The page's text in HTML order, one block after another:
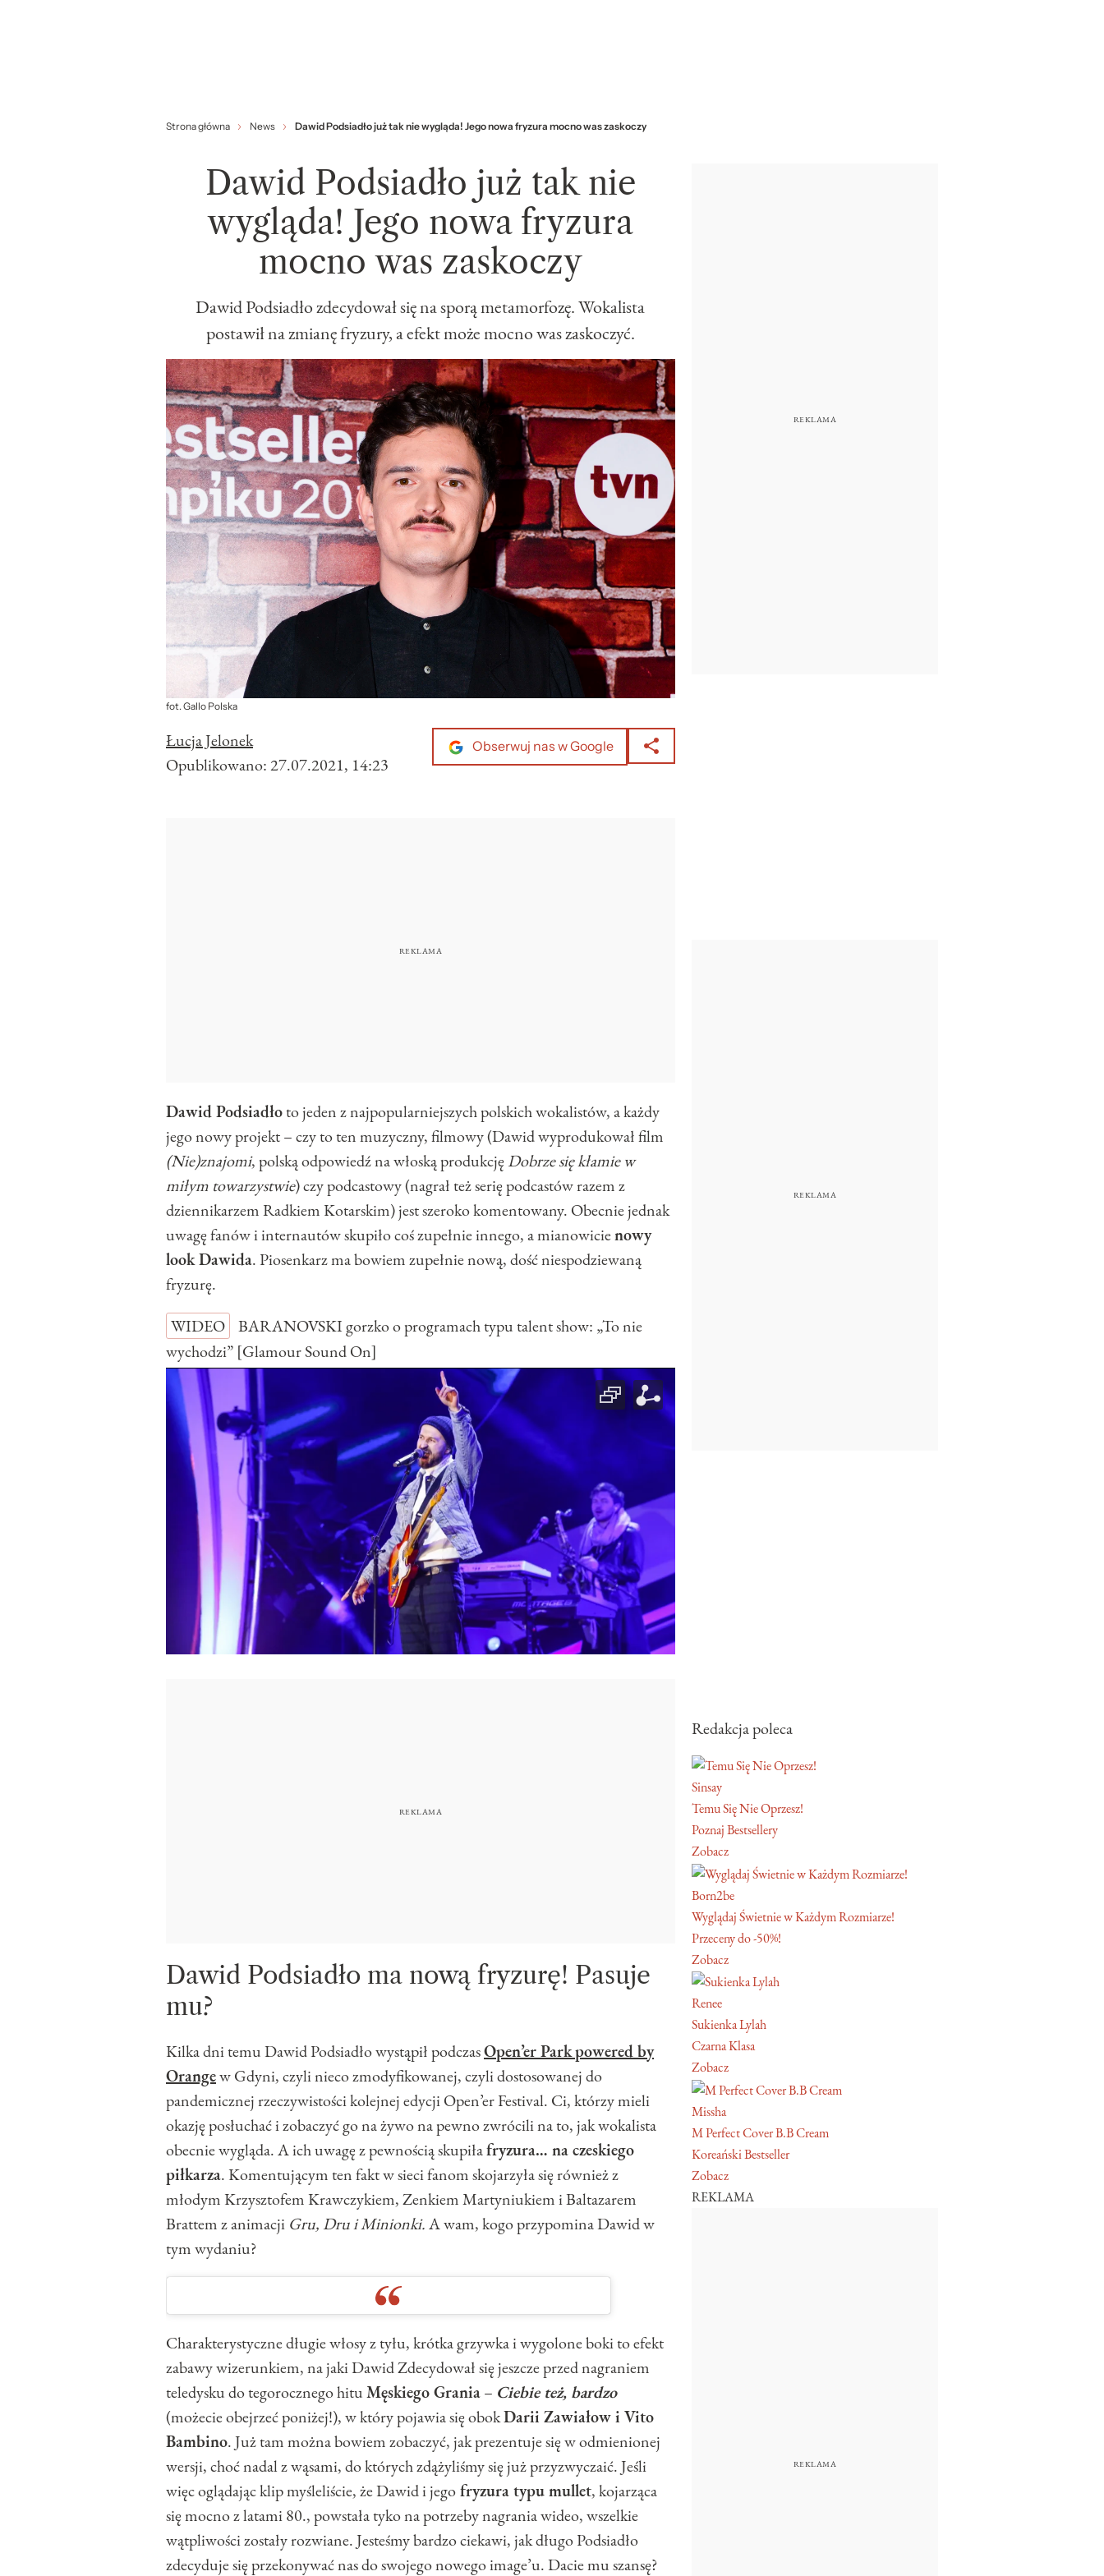
Strona główna News Dawid Podsiadło już tak nie wygląda! Jego nowa fryzura mocno was zaskoczy
Dawid Podsiadło już tak nie
wygląda! Jego nowa fryzura
mocno was zaskoczy
Dawid Podsiadło zdecydował się na sporą metamorfozę. Wokalista
postawił na zmianę fryzury, a efekt może mocno was zaskoczyć.
fot. Gallo Polska
Łucja Jelonek
Opublikowano:27.07.2021, 14:23
Obserwuj nas w Google
Dawid Podsiadłoto jeden z najpopularniejszych polskich wokalistów, a każdy
jego nowy projekt – czy to ten muzyczny, filmowy (Dawid wyprodukował film
(Nie)znajomi, polską odpowiedź na włoską produkcjęDobrze się kłamie w
miłym towarzystwie) czy podcastowy (nagrał też serię podcastów razem z
dziennikarzem Radkiem Kotarskim) jest szeroko komentowany. Obecnie jednak
uwagę fanów i internautów skupiło coś zupełnie innego, a mianowicienowy
look Dawida. Piosenkarz ma bowiem zupełnie nową, dość niespodziewaną
fryzurę.
WIDEO
BARANOVSKI gorzko o programach typu talent show: „To nie
wychodzi” [Glamour Sound On]
Dawid Podsiadło ma nową fryzurę! Pasuje
mu?
Kilka dni temu Dawid Podsiadło wystąpił podczasOpen’er Parkpowered by
Orangew Gdyni, czyli nieco zmodyfikowanej, czyli dostosowanej do
pandemicznej rzeczywistości kolejnej edycji Open’er Festival. Ci, którzy mieli
okazję posłuchać i zobaczyć go na żywo na pewno zwrócili na to, jak wokalista
obecnie wygląda. A ich uwagę z pewnością skupiłafryzura… na czeskiego
piłkarza. Komentującym ten fakt w sieci fanom skojarzyła się również z
młodym Krzysztofem Krawczykiem, Zenkiem Martyniukiem i Baltazarem
Brattem z animacji Gru, Dru i Minionki.A wam, kogo przypomina Dawid w
tym wydaniu?
Charakterystyczne długie włosy z tyłu, krótka grzywka i wygolone boki to efekt
zabawy wizerunkiem, na jaki Dawid Zdecydował się jeszcze przed nagraniem
teledysku do tegorocznego hituMęskiego Grania– Ciebie też, bardzo
(możecie obejrzeć poniżej!), w który pojawia się obokDarii Zawiałow i Vito
Bambino. Już tam można bowiem zobaczyć, jak prezentuje się w odmienionej
wersji, choć nadal z wąsami, do których zdążyliśmy się już przyzwyczaić. Jeśli
więc oglądając klip myśleliście, że Dawid i jegofryzura typu mullet, kojarząca
się mocno z latami 80., powstała tyko na potrzeby nagrania wideo, wszelkie
wątpliwości zostały rozwiane. Jesteśmy bardzo ciekawi, jak długo Podsiadło
zdecyduje się przekonywać nas do swojego nowego image’u. Dacie mu szansę?
Redakcja poleca
Sinsay
Temu Się Nie Oprzesz!
Poznaj Bestsellery
Zobacz
Born2be
Wyglądaj Świetnie w Każdym Rozmiarze!
Przeceny do -50%!
Zobacz
Renee
Sukienka Lylah
Czarna Klasa
Zobacz
Missha
M Perfect Cover B.B Cream
Koreański Bestseller
Zobacz
REKLAMA